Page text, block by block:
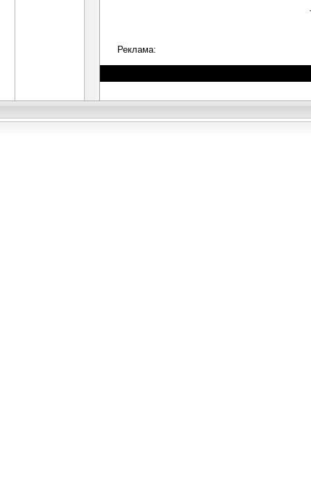
Реклама: